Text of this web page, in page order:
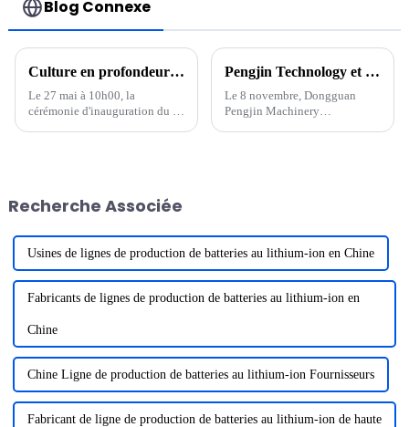
Blog Connexe
Culture en profondeur de nouvelles énergies, concentration sur la haute qualité, cérémonie de fondation du parc industriel de Pengjin Huizhou
Le 27 mai à 10h00, la
cérémonie d'inauguration du «
batteries au lithium haut de
Pengjin Technology et Korea VINATech ont signé une coopération stratégique pour commencer un nouveau voyage ensemble
Le 8 novembre, Dongguan
Pengjin Machinery
millions...
Recherche Associée
Usines de lignes de production de batteries au lithium-ion en Chine
Fabricants de lignes de production de batteries au lithium-ion en
Chine
Chine Ligne de production de batteries au lithium-ion Fournisseurs
Fabricant de ligne de production de batteries au lithium-ion de haute